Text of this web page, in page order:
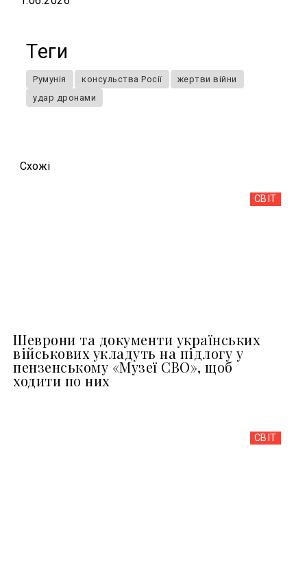
Теги
Румунія консульства Росії
жертви війни
удар дронами
Схожi
СВІТ
Шеврони та документи українських
військових укладуть на підлогу у
пензенському «Музеї СВО», щоб
ходити по них
СВІТ